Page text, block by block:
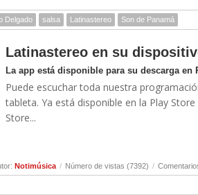
Delgado salsa Latinastereo Son de Panamá
Latinastereo en su
La app está disponible para su descarga en
Puede escuchar toda nuestra
tableta. Ya está disponible en la Play
Store...
Notimúsica / Número de vistas (7392) /